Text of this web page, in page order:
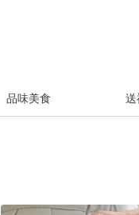
品味美食